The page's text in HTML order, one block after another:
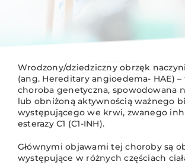
Wrodzony/dziedziczny obrzęk
(ang. Hereditary angioedema- HAE) –
choroba genetyczna, spowodowana
lub obniżoną aktywnością ważnego
występującego we krwi, zwanego
esterazy C1 (C1-INH).
Głównymi objawami tej choroby są
występujące w różnych częściach